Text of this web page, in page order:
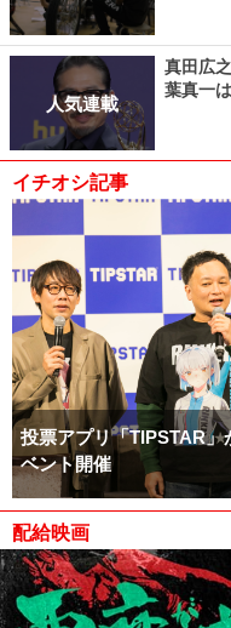
人気連載
真田広
葉真一
イチオシ記事
投票アプリ「TIPSTAR」
ベント開催
配給映画